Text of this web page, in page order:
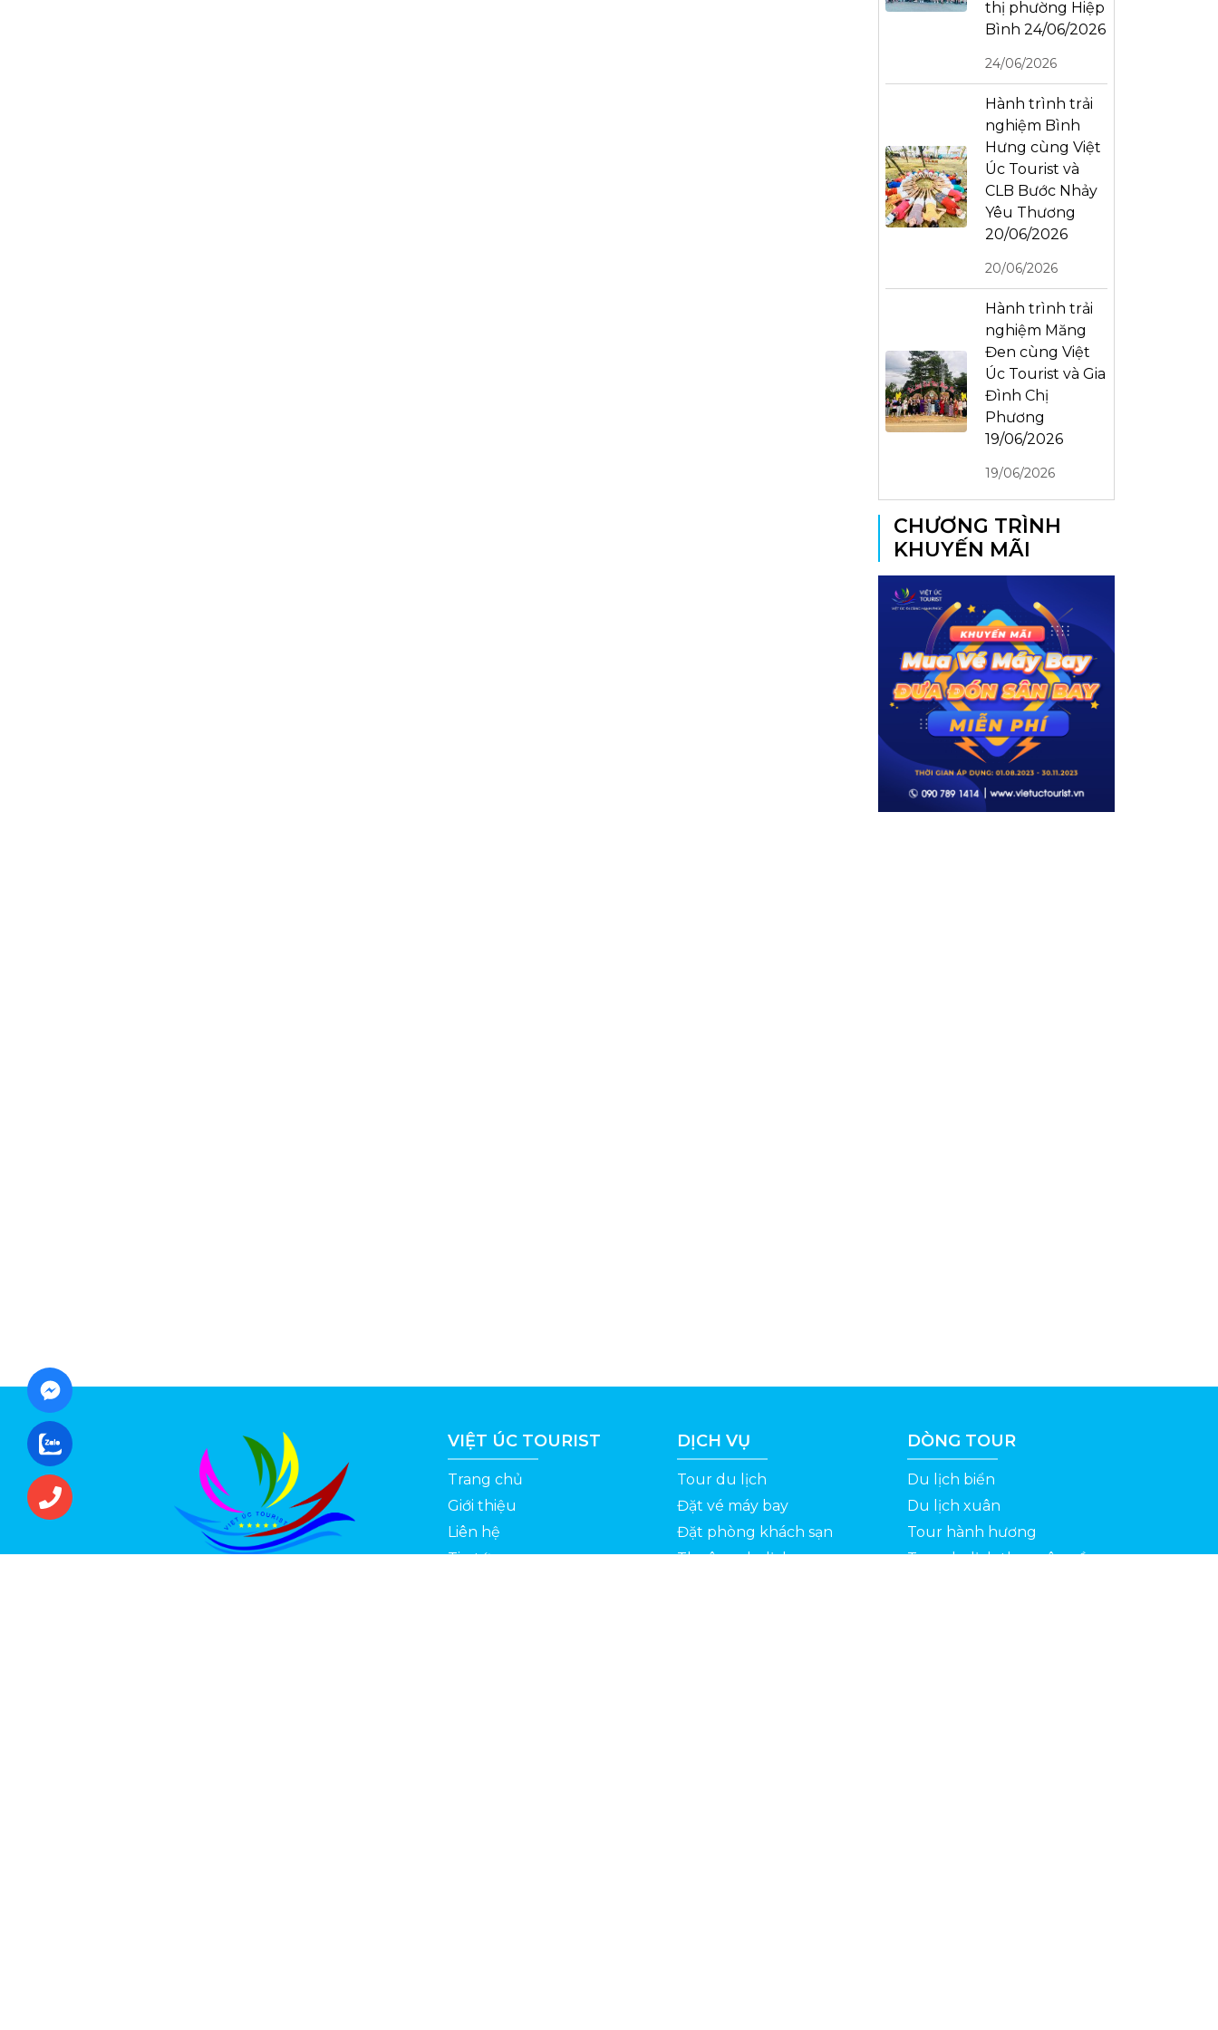
thị phường Hiệp
Bình 24/06/2026
24/06/2026
Hành trình trải
nghiệm Bình
Hưng cùng Việt
Úc Tourist và
CLB Bước Nhảy
Yêu Thương
20/06/2026
20/06/2026
Hành trình trải
nghiệm Măng
Đen cùng Việt
Úc Tourist và Gia
Đình Chị
Phương
19/06/2026
19/06/2026
CHƯƠNG TRÌNH
KHUYẾN MÃI
VIỆT ÚC TOURIST
Trang chủ
Giới thiệu
Liên hệ
Tin tức
DỊCH VỤ
Tour du lịch
Đặt vé máy bay
Đặt phòng khách sạn
Thuê xe du lịch
DÒNG TOUR
Du lịch biển
Du lịch xuân
Tour hành hương
Tour du lịch theo yêu cầu